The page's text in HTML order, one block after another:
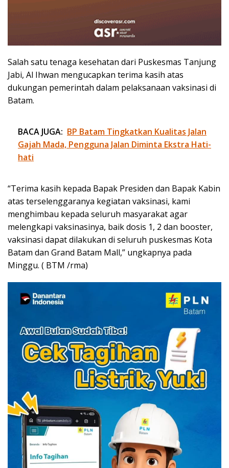
Salah satu tenaga kesehatan dari Puskesmas Tanjung
Jabi, Al Ihwan mengucapkan terima kasih atas
dukungan pemerintah dalam pelaksanaan vaksinasi di
Batam.
BACA JUGA: BP Batam Tingkatkan Kualitas Jalan
Gajah Mada, Pengguna Jalan Diminta Ekstra Hati-
hati
“Terima kasih kepada Bapak Presiden dan Bapak Kabin
atas terselenggaranya kegiatan vaksinasi, kami
menghimbau kepada seluruh masyarakat agar
melengkapi vaksinasinya, baik dosis 1, 2 dan booster,
vaksinasi dapat dilakukan di seluruh puskesmas Kota
Batam dan Grand Batam Mall,” ungkapnya pada
Minggu. ( BTM /rma)